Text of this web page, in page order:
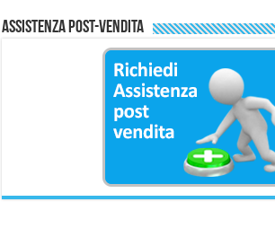
Assistenza Post-Vendita